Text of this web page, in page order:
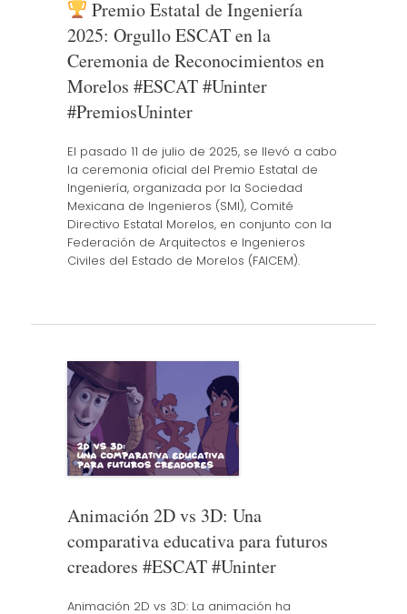
Premio Estatal de Ingeniería
2025: Orgullo ESCAT en la
Ceremonia de Reconocimientos en
Morelos #ESCAT #Uninter
#PremiosUninter
El pasado 11 de julio de 2025, se llevó a cabo
la ceremonia oficial del Premio Estatal de
Ingeniería, organizada por la Sociedad
Mexicana de Ingenieros (SMI), Comité
Directivo Estatal Morelos, en conjunto con la
Federación de Arquitectos e Ingenieros
Civiles del Estado de Morelos (FAICEM).
Animación 2D vs 3D: Una
comparativa educativa para futuros
creadores #ESCAT #Uninter
Animación 2D vs 3D: La animación ha